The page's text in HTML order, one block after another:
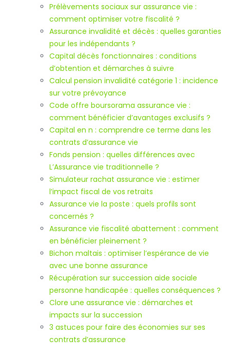
Prélèvements sociaux sur assurance vie :
comment optimiser votre fiscalité ?
Assurance invalidité et décès : quelles garanties
pour les indépendants ?
Capital décès fonctionnaires : conditions
d’obtention et démarches à suivre
Calcul pension invalidité catégorie 1 : incidence
sur votre prévoyance
Code offre boursorama assurance vie :
comment bénéficier d’avantages exclusifs ?
Capital en n : comprendre ce terme dans les
contrats d’assurance vie
Fonds pension : quelles différences avec
L’Assurance vie traditionnelle ?
Simulateur rachat assurance vie : estimer
l’impact fiscal de vos retraits
Assurance vie la poste : quels profils sont
concernés ?
Assurance vie fiscalité abattement : comment
en bénéficier pleinement ?
Bichon maltais : optimiser l’espérance de vie
avec une bonne assurance
Récupération sur succession aide sociale
personne handicapée : quelles conséquences ?
Clore une assurance vie : démarches et
impacts sur la succession
3 astuces pour faire des économies sur ses
contrats d’assurance